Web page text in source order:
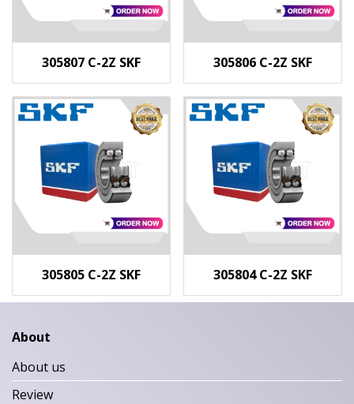
305807 C-2Z SKF 305806 C-2Z SKF
305805 C-2Z SKF 305804 C-2Z SKF
About
About us
Review